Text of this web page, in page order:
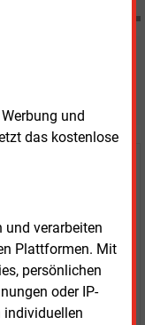
und
das kostenlose
und verarbeiten
Plattformen. Mit
persönlichen
oder IP-
individuellen
und
lesen?